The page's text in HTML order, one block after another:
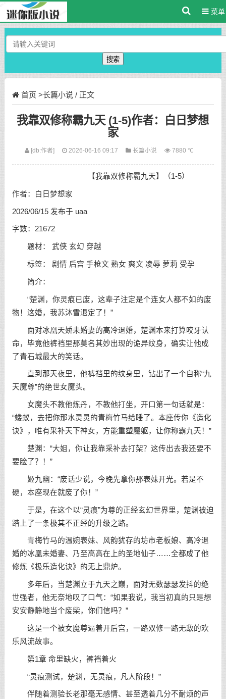
菜单
搜索
首页 >长篇小说 / 正文
我靠双修称霸九天 (1-5)作者：白日梦想
家
[db:作者] 2026-06-16 09:17 长篇小说 7880 ℃
【我靠双修称霸九天】（1-5）
作者：白日梦想家
2026/06/15 发布于 uaa
字数：21672
题材： 武侠 玄幻 穿越
标签： 剧情 后宫 手枪文 熟女 爽文 凌辱 萝莉 受孕
简介：
“楚渊，你灵痕已废，这辈子注定是个连女人都不如的废
物！这婚，我苏沐雪退定了！”
面对冰凰天娇未婚妻的高冷退婚，楚渊本来打算咬牙认
命，毕竟他裤裆里那莫名其妙出现的诡异纹身，确实让他成
了青石城最大的笑话。
直到那天夜里，他裤裆里的纹身里，钻出了一个自称“九
天魔尊”的绝世女魔头。
女魔头不教他炼丹，不教他打坐，开口第一句话就是：
“蝼蚁，去把你那水灵灵的青梅竹马给睡了。本座传你《造化
诀》，唯有采补天下神女，方能重塑魔躯，让你称霸九天！”
楚渊：“大姐，你让我靠采补去打架？这传出去我还要不
要脸了？！”
姬九幽：“废话少说，今晚先拿你那表妹开光。若是不
硬，本座现在就废了你！”
于是，在这个以“灵痕”为尊的正经玄幻世界里，楚渊被迫
踏上了一条极其不正经的升级之路。
青梅竹马的温婉表妹、风韵犹存的坊市老板娘、高冷退
婚的冰凰未婚妻、乃至高高在上的圣地仙子……全都成了他
修炼《极乐造化诀》的无上鼎炉。
多年后，当楚渊立于九天之巅，面对无数瑟瑟发抖的绝
世强者，他无奈地叹了口气：“如果我说，我当初真的只是想
安安静静地当个废柴，你们信吗？”
这是一个被女魔尊逼着开后宫，一路双修一路无敌的欢
乐风流故事。
第1章 命里缺火，裤裆着火
“灵痕测试，楚渊，无灵痕，凡人阶段！”
伴随着测验长老那毫无感情、甚至透着几分不耐烦的声